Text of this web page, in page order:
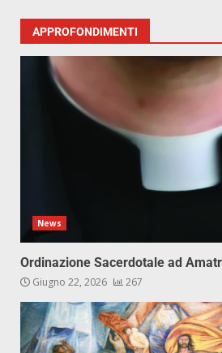
APPROFONDIMENTI
News
Ordinazione Sacerdotale ad
Giugno 22, 2026 267